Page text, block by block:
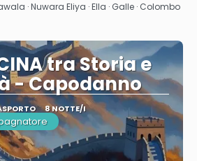
· Nuwara Eliya · Ella · Galle · Colombo
CINA tra Storia e
- Capodanno
8 NOTTE/I